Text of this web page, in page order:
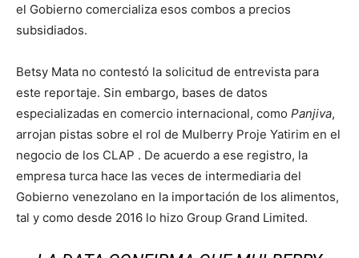
el Gobierno comercializa esos combos a precios
subsidiados.
Betsy Mata no contestó la solicitud de entrevista para
este reportaje. Sin embargo, bases de datos
especializadas en comercio internacional, como Panjiva,
arrojan pistas sobre el rol de Mulberry Proje Yatirim en el
negocio de los CLAP . De acuerdo a ese registro, la
empresa turca hace las veces de intermediaria del
Gobierno venezolano en la importación de los alimentos,
tal y como desde 2016 lo hizo Group Grand Limited.